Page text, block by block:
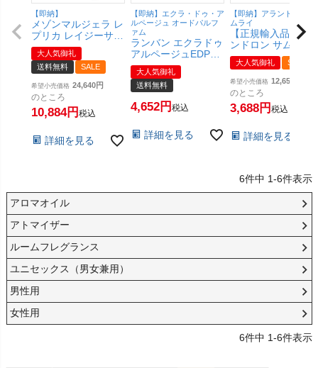
【即納】
メゾンマルジェラ レ
プリカ レイジーサン
デーモーニングEDT
100ml SP(オードト
ワレ)【香水】
(6047847)【宅配便
送料無料】
大人気御礼
送料無料
SALE
希望小売価格 24,640
のところ
10,884 税込
詳細を見る
【即納】エクラ・ドゥ・ア
ルページュ オードパルフ
ァム
ランバン エクラドゥ
アルページュEDP
100ml SP(オードパ
ルファム)【香水】
【宅配便送料無料】
大人気御礼
送料無料
4,652 税込
詳細を見る
【即納】アランドロン サ
ムライ
【正規輸入品】ア
ンドロン サムライ
EDT 100ml SP(オ
ドトワレ)【香水】
【SBT】
大人気御礼 SALE
希望小売価格 12,650
のところ
3,688 税込
詳細を見る
6件中 1-6件表示
アロマオイル
アトマイザー
ルームフレグランス
ユニセックス（男女兼用）
男性用
女性用
6件中 1-6件表示